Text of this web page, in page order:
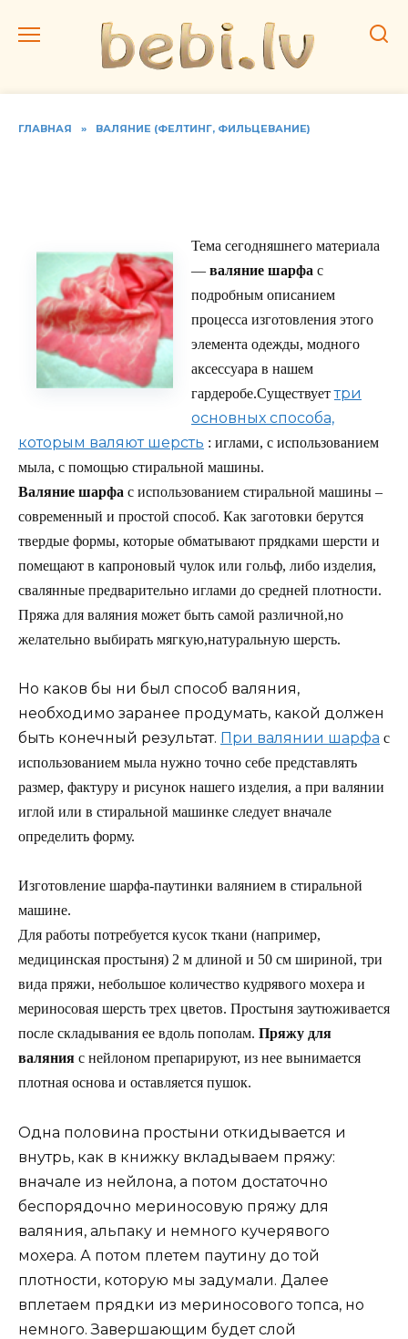
ГЛАВНАЯ » ВАЛЯНИЕ (ФЕЛТИНГ, ФИЛЬЦЕВАНИЕ)
Тема сегодняшнего материала
— валяние шарфа с
подробным описанием
процесса изготовления этого
элемента одежды, модного
аксессуара в нашем
гардеробе.Существует три
основных способа,
которым валяют шерсть : иглами, с использованием
мыла, с помощью стиральной машины.
Валяние шарфа с использованием стиральной машины –
современный и простой способ. Как заготовки берутся
твердые формы, которые обматывают прядками шерсти и
помещают в капроновый чулок или гольф, либо изделия,
свалянные предварительно иглами до средней плотности.
Пряжа для валяния может быть самой различной,но
желательно выбирать мягкую,натуральную шерсть.
Но каков бы ни был способ валяния,
необходимо заранее продумать, какой должен
быть конечный результат. При валянии шарфа с
использованием мыла нужно точно себе представлять
размер, фактуру и рисунок нашего изделия, а при валянии
иглой или в стиральной машинке следует вначале
определить форму.
Изготовление шарфа-паутинки валянием в стиральной
машине.
Для работы потребуется кусок ткани (например,
медицинская простыня) 2 м длиной и 50 см шириной, три
вида пряжи, небольшое количество кудрявого мохера и
мериносовая шерсть трех цветов. Простыня заутюживается
после складывания ее вдоль пополам. Пряжу для
валяния с нейлоном препарируют, из нее вынимается
плотная основа и оставляется пушок.
Одна половина простыни откидывается и
внутрь, как в книжку вкладываем пряжу:
вначале из нейлона, а потом достаточно
беспорядочно мериносовую пряжу для
валяния, альпаку и немного кучерявого
мохера. А потом плетем паутину до той
плотности, которую мы задумали. Далее
вплетаем прядки из мериносового топса, но
немного. Завершающим будет слой